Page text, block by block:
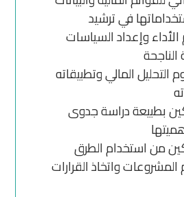
في ترشيد
الأداء وإعداد السياسات
الناجحة
التحليل المالي وتطبيقاته
بطبيعة دراسة جدوى
من استخدام الطرق
المشروعات واتخاذ القرارات